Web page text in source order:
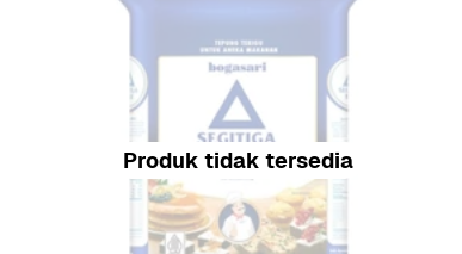
Produk tidak tersedia